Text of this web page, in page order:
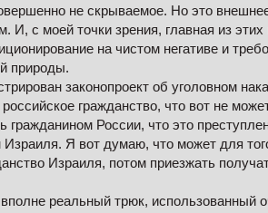
не скрываемое. Но это
И, с моей точки зрения, главная из
на чистом негативе и
природы.
законопроект об уголовном
гражданство, что вот не
России, что это
Я вот думаю, что может для
Израиля, потом приезжать
реальный трюк, использованный